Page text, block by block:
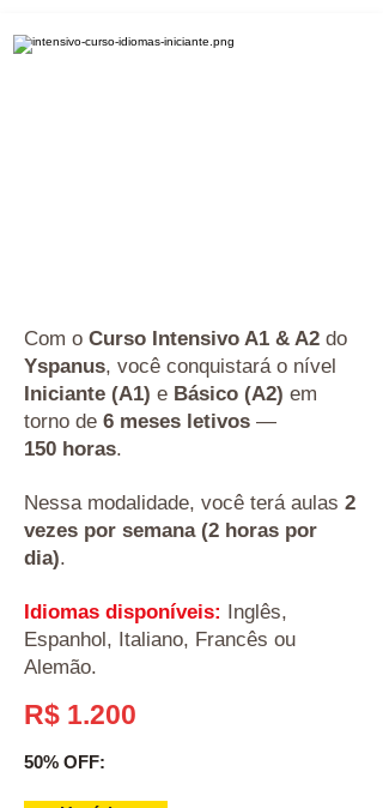
Com o Curso Intensivo A1 & A2 do
Yspanus, você conquistará o nível
Iniciante (A1) e Básico (A2) em
torno de 6 meses letivos —
150 horas.
Nessa modalidade, você terá aulas 2
vezes por semana (2 horas por
dia).
Idiomas disponíveis: Inglês,
Espanhol, Italiano, Francês ou
Alemão.
R$ 1.200
50% OFF: